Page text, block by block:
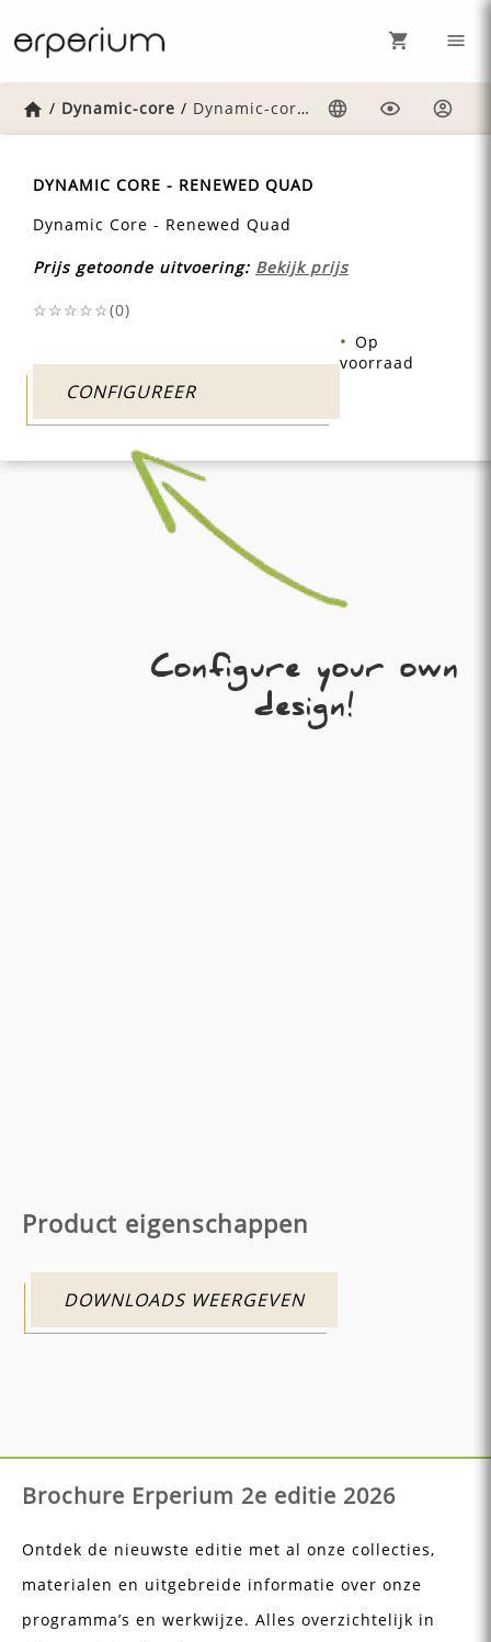
Home
/ Dynamic-core / Dynamic-core-renewed-quad
DYNAMIC CORE - RENEWED QUAD
Dynamic Core - Renewed Quad
Prijs getoonde uitvoering: Bekijk prijs
☆☆☆☆☆(0)
CONFIGUREER
Op
voorraad
Configure your own
design!
Product eigenschappen
DOWNLOADS WEERGEVEN
Brochure Erperium 2e editie 2026
Ontdek de nieuwste editie met al onze collecties,
materialen en uitgebreide informatie over onze
programma’s en werkwijze. Alles overzichtelijk in